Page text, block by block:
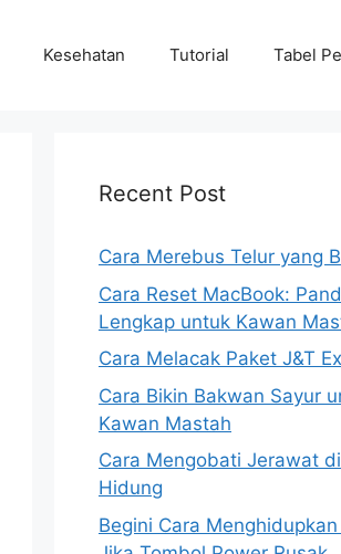
Kesehatan Tutorial Tabel
Recent Post
Cara Merebus Telur yang
Cara Reset MacBook:
Lengkap untuk Kawan
Cara Melacak Paket J&T
Cara Bikin Bakwan Sayur
Kawan Mastah
Cara Mengobati Jerawat di
Hidung
Begini Cara Menghidupkan